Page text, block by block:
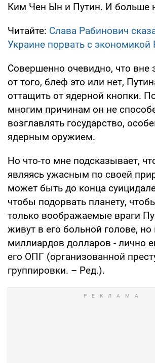
Ким Чен Ын и Путин. И больше
Читайте: Слава Рабинович
Украине порвать с экономикой
Совершенно очевидно, что вне
от того, блеф это или нет,
оттащить от ядерной кнопки.
многим причинам он не
возглавлять государство,
ядерным оружием.
Но что-то мне подсказывает,
являясь ужасным по своей
может быть до конца
чтобы подорвать планету,
только воображаемые враги
живут в его больной голове, но
миллиардов долларов - лично
его ОПГ (организованной
группировки. – Ред.).